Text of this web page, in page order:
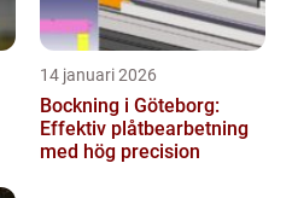
14 januari 2026
Bockning i Göteborg:
Effektiv plåtbearbetning
med hög precision